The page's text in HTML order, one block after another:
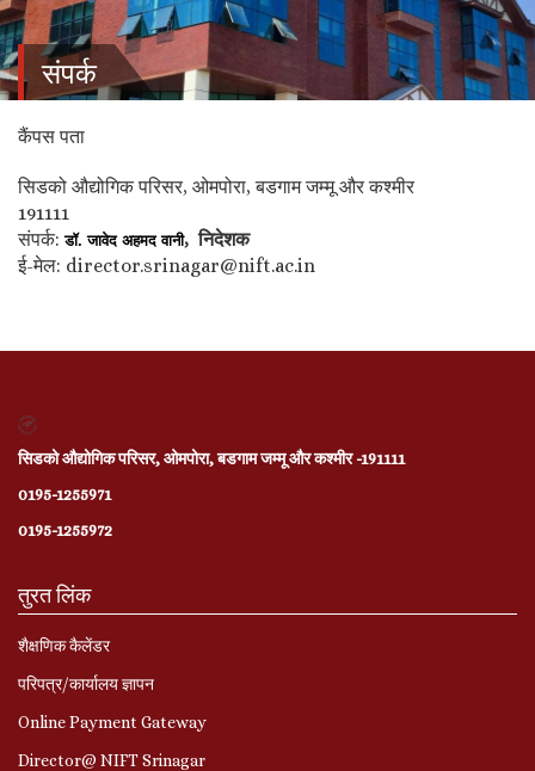
संपर्क
कैंपस पता
सिडको औद्योगिक परिसर, ओमपोरा, बडगाम जम्मू और कश्मीर
191111
संपर्क:डॉ. जावेद अहमद वानी, निदेशक
ई-मेल: director.srinagar@nift.ac.in
सिडको औद्योगिक परिसर, ओमपोरा, बडगाम जम्मू और कश्मीर -191111
0195-1255971
0195-1255972
तुरत लिंक
शैक्षणिक कैलेंडर
परिपत्र/कार्यालय ज्ञापन
Online Payment Gateway
Director@ NIFT Srinagar